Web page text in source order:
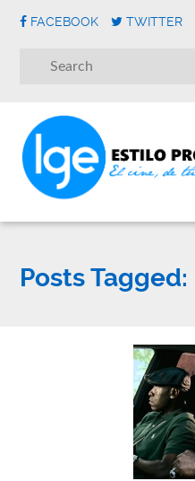
FACEBOOK TWITTER
Posts Tagged: